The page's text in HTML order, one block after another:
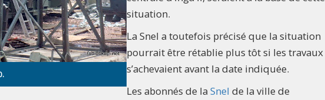
situation.
La Snel a toutefois précisé que la situation
pourrait être rétablie plus tôt si les travaux
s’achevaient avant la date indiquée.
Les abonnés de la Snel de la ville de